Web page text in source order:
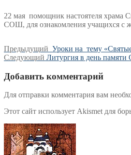
22 мая помощник настоятеля храма
СОШ, для ознакомления учащихся с
Навигация
по
записям
Предыдущий Предыдущая
запись:
Уроки на тему
Следующий Следующая
Литургия в день
Добавить комментарий
Для отправки комментария вам
Этот сайт использует Akismet для